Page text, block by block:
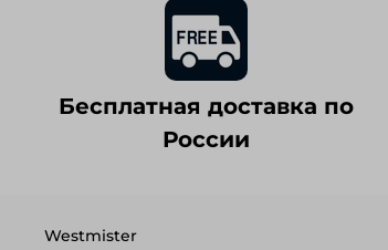
Бесплатная доставка по
России
Westmister